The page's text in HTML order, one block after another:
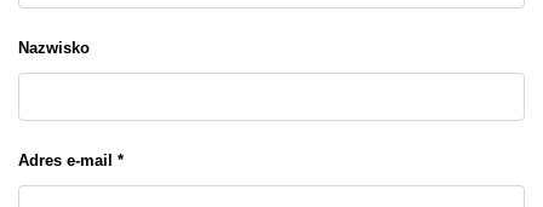
Nazwisko
Adres e-mail *